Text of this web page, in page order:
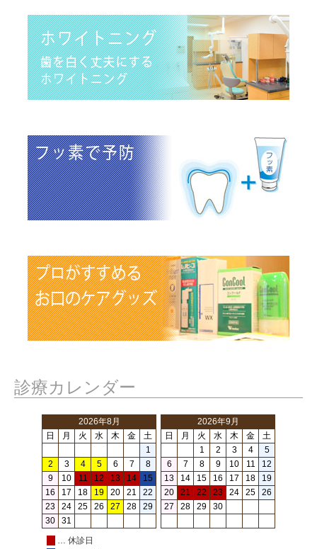
診療カレンダー
2026年8月
日
月 火 水 木 金
土
1
2
3 4 5 6 7
8
9
10 11 12 13 14
15
16
17 18 19 20 21
22
23
24 25 26 27 28
29
30
31
2026年9月
日
月 火 水 木 金
土
1
2 3 4
5
6
7 8 9 10 11
12
13
14 15 16 17 18
19
20
21 22 23 24 25
26
27
28 29 30
… 休診日